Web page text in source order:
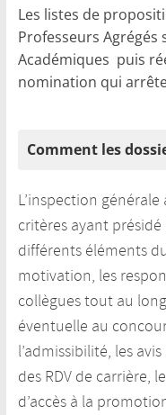
Les listes de
Professeurs Agrégés
Académiques puis
nomination qui
Comment les
L’inspection
critères ayant présidé
différents éléments
motivation, les
collègues tout au
éventuelle au
l’admissibilité, les
des RDV de carrière,
d’accès à la